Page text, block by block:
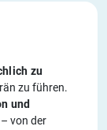
zu
zu führen.
und
– von der